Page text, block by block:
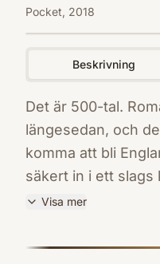
Pocket, 2018
Beskrivning
Det är 500-tal.
längesedan, och
komma att bli
säkert in i ett
som kallas
söker sina barn,
Visa mer
9789174297133